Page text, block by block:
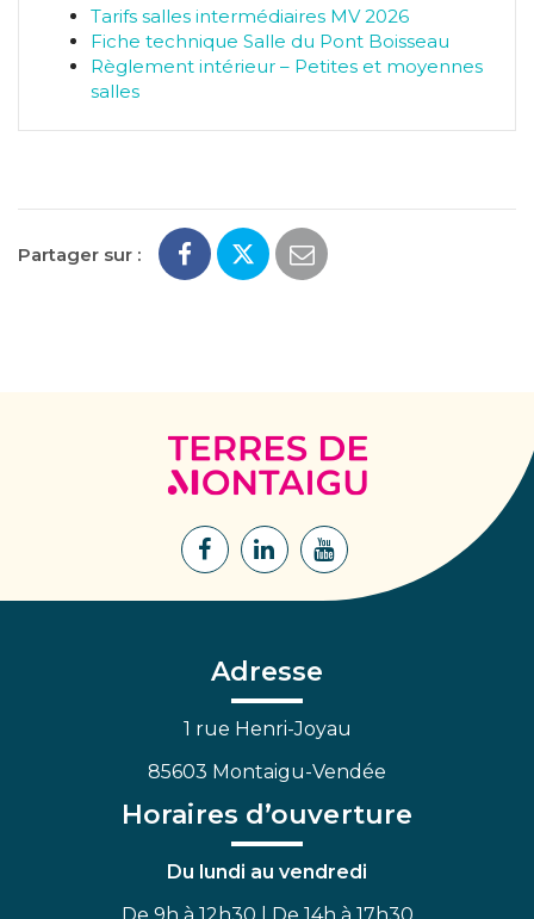
Tarifs salles intermédiaires MV 2026
Fiche technique Salle du Pont Boisseau
Règlement intérieur – Petites et moyennes
salles
Partager sur :
Terres
de
Montaigu
Lien
Facebook
Lien
Lien
Adresse
1 rue Henri-Joyau
85603 Montaigu-Vendée
Horaires d’ouverture
Du lundi au vendredi